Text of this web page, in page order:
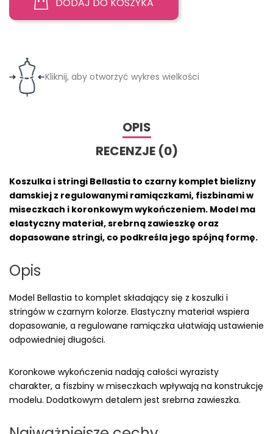
Kliknij, aby otworzyć wykres wielkości
OPIS
RECENZJE (0)
Koszulka i stringi Bellastia to czarny komplet bielizny
damskiej z regulowanymi ramiączkami, fiszbinami w
miseczkach i koronkowym wykończeniem. Model ma
elastyczny materiał, srebrną zawieszkę oraz
dopasowane stringi, co podkreśla jego spójną formę.
Opis
Model Bellastia to komplet składający się z koszulki i
stringów w czarnym kolorze. Elastyczny materiał wspiera
dopasowanie, a regulowane ramiączka ułatwiają ustawienie
odpowiedniej długości.
Koronkowe wykończenia nadają całości wyrazisty
charakter, a fiszbiny w miseczkach wpływają na konstrukcję
modelu. Dodatkowym detalem jest srebrna zawieszka.